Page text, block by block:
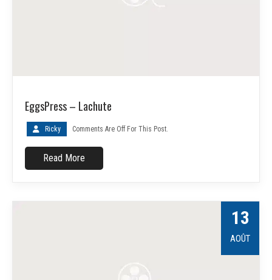
EggsPress – Lachute
Ricky Comments Are Off For This Post.
Read More
13
AOÛT